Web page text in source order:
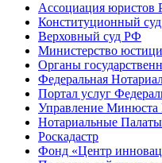
Ассоциация юристов
Конституционный
Верховный суд РФ
Министерство
Органы
Федеральная
Портал услуг
Управление Минюста
Нотариальные
Роскадастр
Фонд «Центр